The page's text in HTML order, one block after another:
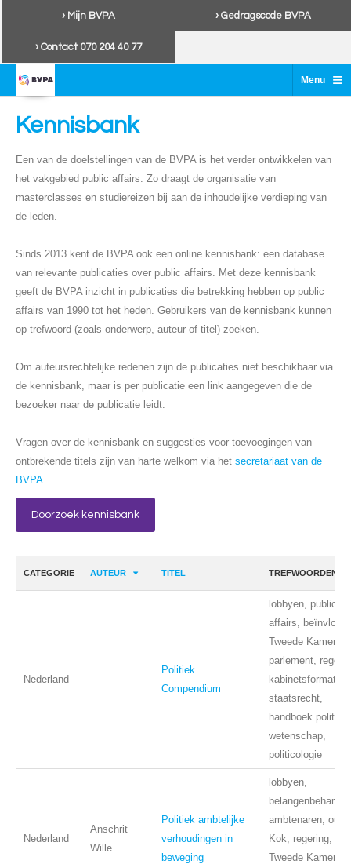
› Mijn BVPA › Gedragscode BVPA
› Contact 070 204 40 77
Menu ≡
Kennisbank
Een van de doelstellingen van de BVPA is het verder ontwikkelen van
het vakgebied public affairs. Zo draagt de organisatie van
masterclasses en studiereizen bij aan de inhoudelijke verdieping van
de leden.
Sinds 2013 kent de BVPA ook een online kennisbank: een database
van relevante publicaties over public affairs. Met deze kennisbank
geeft de BVPA inzicht in publicaties die betrekking hebben op public
affairs van 1990 tot het heden. Gebruikers van de kennisbank kunnen
op trefwoord (zoals onderwerp, auteur of titel) zoeken.
Om auteursrechtelijke redenen zijn de publicaties niet beschikbaar via
de kennisbank, maar is per publicatie een link aangegeven die de
bezoeker naar de publicatie leidt.
Vragen over de kennisbank en suggesties voor toevoegingen van
ontbrekende titels zijn van harte welkom via het secretariaat van de
BVPA.
Doorzoek kennisbank
CATEGORIE AUTEUR TITEL TREFWOORDEN
Nederland
Politiek
Compendium
lobbyen, public
affairs,
Tweede Kamer,
parlement,
kabinetsformatie,
staatsrecht,
handboek
wetenschap,
politicologie
Nederland
Anschrit
Wille
Politiek ambtelijke
verhoudingen in
beweging
lobbyen,
ambtenaren,
Kok, regering,
Tweede Kamer,